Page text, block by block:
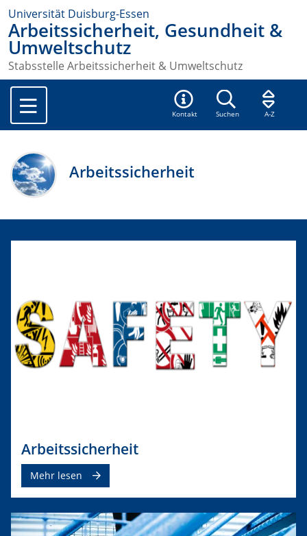
Universität Duisburg-Essen
Arbeitssicherheit, Gesundheit &
Umweltschutz
Stabsstelle Arbeitssicherheit & Umweltschutz
Kontakt Suchen A-Z
Arbeitssicherheit
Arbeitssicherheit
Mehr lesen